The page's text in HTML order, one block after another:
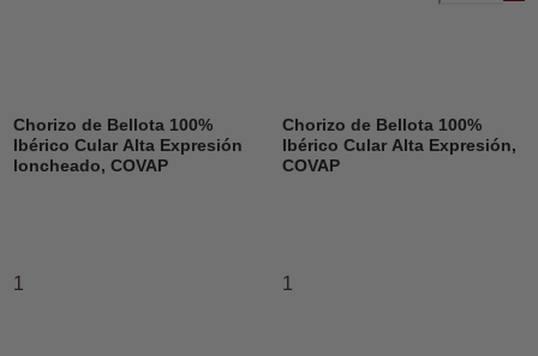
Chorizo de Bellota 100%
Ibérico Cular Alta Expresión
loncheado, COVAP
1
Chorizo de Bellota 100%
Ibérico Cular Alta Expresión,
COVAP
1